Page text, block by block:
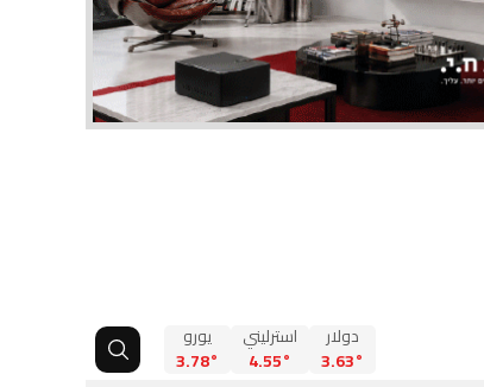
دولار
3.63°
استرليني
4.55°
يورو
3.78°